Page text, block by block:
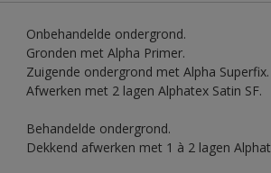
Onbehandelde ondergrond.
Gronden met Alpha Primer.
Zuigende ondergrond met Alpha Superfix.
Afwerken met 2 lagen Alphatex Satin SF.
Behandelde ondergrond.
Dekkend afwerken met 1 à 2 lagen